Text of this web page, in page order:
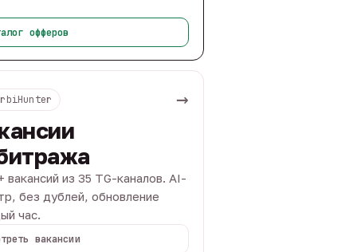
офферов
→
вакансий из 35 TG-каналов. AI-
без дублей, обновление
час.
вакансии